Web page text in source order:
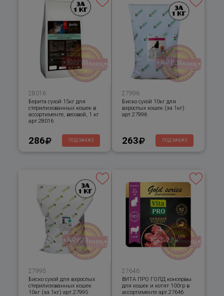
28016
Берита сухой 15кг для
стерилизованных кошек в
ассортименте, весовой, 1 кг
арт.28016
286 ПОД ЗАКАЗ
27996
Биско сухой 10кг для
взрослых кошек (за 1кг)
арт.27996
263 ПОД ЗАКАЗ
27995
Биско сухой для взрослых
стерилизованных кошек
10кг (за 1кг) арт.27995
27646
ВИТА ПРО ГОЛД консервы
для кошек и котят 100гр в
ассортименте арт.27646